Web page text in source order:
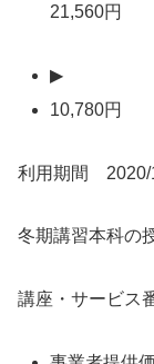
21,560円
▶
10,780円
利用期間 2020/
冬期講習本科の
講座・サービス